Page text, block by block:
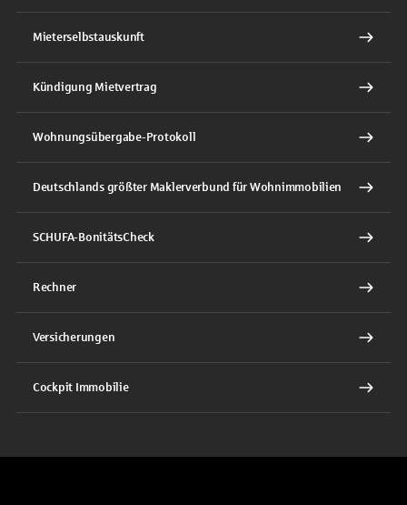
Mieterselbstauskunft
Kündigung Mietvertrag
Wohnungsübergabe-Protokoll
Deutschlands größter Maklerverbund für Wohnimmobilien
SCHUFA-BonitätsCheck
Rechner
Versicherungen
Cockpit Immobilie